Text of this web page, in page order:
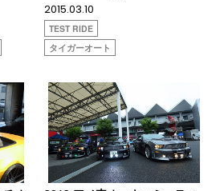
2015.03.10
TEST RIDE
タイガーオート